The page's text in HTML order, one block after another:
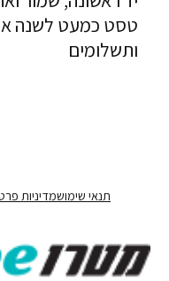
טסט כמעט לשנה
ותשלומים
תנאי שימושמדיניות